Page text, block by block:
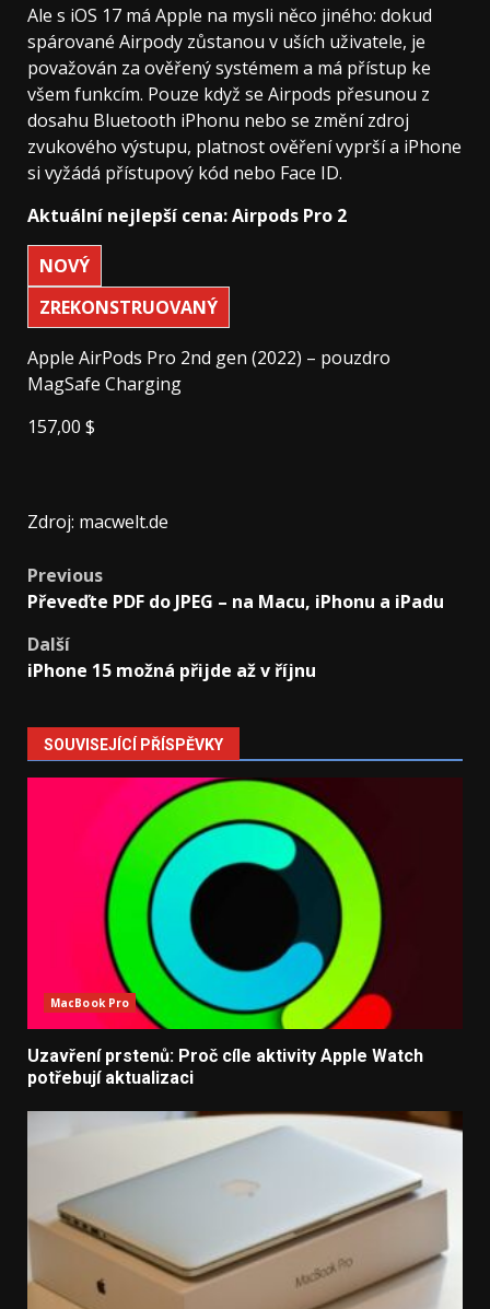
Ale s iOS 17 má Apple na mysli něco jiného: dokud
spárované Airpody zůstanou v uších uživatele, je
považován za ověřený systémem a má přístup ke
všem funkcím. Pouze když se Airpods přesunou z
dosahu Bluetooth iPhonu nebo se změní zdroj
zvukového výstupu, platnost ověření vyprší a iPhone
si vyžádá přístupový kód nebo Face ID.
Aktuální nejlepší cena: Airpods Pro 2
NOVÝ
ZREKONSTRUOVANÝ
Apple AirPods Pro 2nd gen (2022) – pouzdro
MagSafe Charging
157,00 $
Zdroj: macwelt.de
Post
Previous
Převeďte PDF do JPEG – na Macu, iPhonu a iPadu
Další
iPhone 15 možná přijde až v říjnu
SOUVISEJÍCÍ PŘÍSPĚVKY
MacBook Pro
Uzavření prstenů: Proč cíle aktivity Apple Watch
potřebují aktualizaci